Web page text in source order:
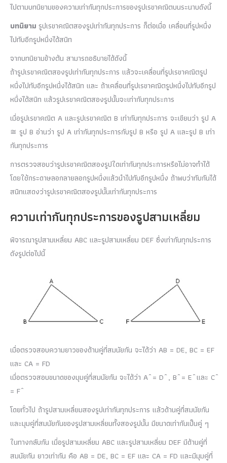
ไปตามบทนิยามของความเท่ากันทุกประการของรูปเรขาคณิตบนระนาบดังนี้
บทนิยาม รูปเรขาคณิตสองรูปเท่ากันทุกประการ ก็ต่อเมื่อ เคลื่อนที่รูปหนึ่ง
ไปทับอีกรูปหนึ่งได้สนิท
จากบทนิยามข้างต้น สามารถอธิบายได้ดังนี้
ถ้ารูปเรขาคณิตสองรูปเท่ากันทุกประการ แล้วจะเคลื่อนที่รูปเรขาคณิตรูป
หนึ่งไปทับอีกรูปหนึ่งได้สนิท และ ถ้าเคลื่อนที่รูปเรขาคณิตรูปหนึ่งไปทับอีกรูป
หนึ่งได้สนิท แล้วรูปเรขาคณิตสองรูปนั้นจะเท่ากับทุกประการ
เมื่อรูปเรขาคณิต A และรูปเรขาคณิต B เท่ากับทุกประการ จะเขียนว่า รูป A
≅ รูป B อ่านว่า รูป A เท่ากันทุกประการกับรูป B หรือ รูป A และรูป B เท่า
กันทุกประการ
การตรวจสอบว่ารูปเรขาคณิตสองรูปใดเท่ากันทุกประการหรือไม่อาจทำได้
โดยใช้กระดาษลอกลายลอกรูปหนึ่งแล้วนำไปทับอีกรูปหนึ่ง ถ้าพบว่าทับกันได้
สนิทแสดงว่ารูปเรขาคณิตสองรูปนั้นเท่ากันทุกประการ
ความเท่ากันทุกประการของรูปสามเหลี่ยม
พิจารณารูปสามเหลี่ยม ABC และรูปสามเหลี่ยม DEF ซึ่งเท่ากันทุกประการ
ดังรูปต่อไปนี้
เมื่อตรวจสอบความยาวของด้านคู่ที่สมนัยกัน จะได้ว่า AB = DE, BC = EF
และ CA = FD
เมื่อตรวจสอบขนาดของมุมคู่ที่สมนัยกัน จะได้ว่า A ̂ = D ̂ , B ̂ = E ̂ และ C ̂
= F ̂
โดยทั่วไป ถ้ารูปสามเหลี่ยมสองรูปเท่ากันทุกประการ แล้วด้านคู่ที่สมนัยกัน
และมุมคู่ที่สมนัยกันของรูปสามเหลี่ยมทั้งสองรูปนั้น มีขนาดเท่ากันเป็นคู่ ๆ
ในทางกลับกัน เมื่อรูปสามเหลี่ยม ABC และรูปสามเหลี่ยม DEF มีด้านคู่ที่
สมนัยกัน ยาวเท่ากัน คือ AB = DE, BC = EF และ CA = FD และมีมุมคู่ที่